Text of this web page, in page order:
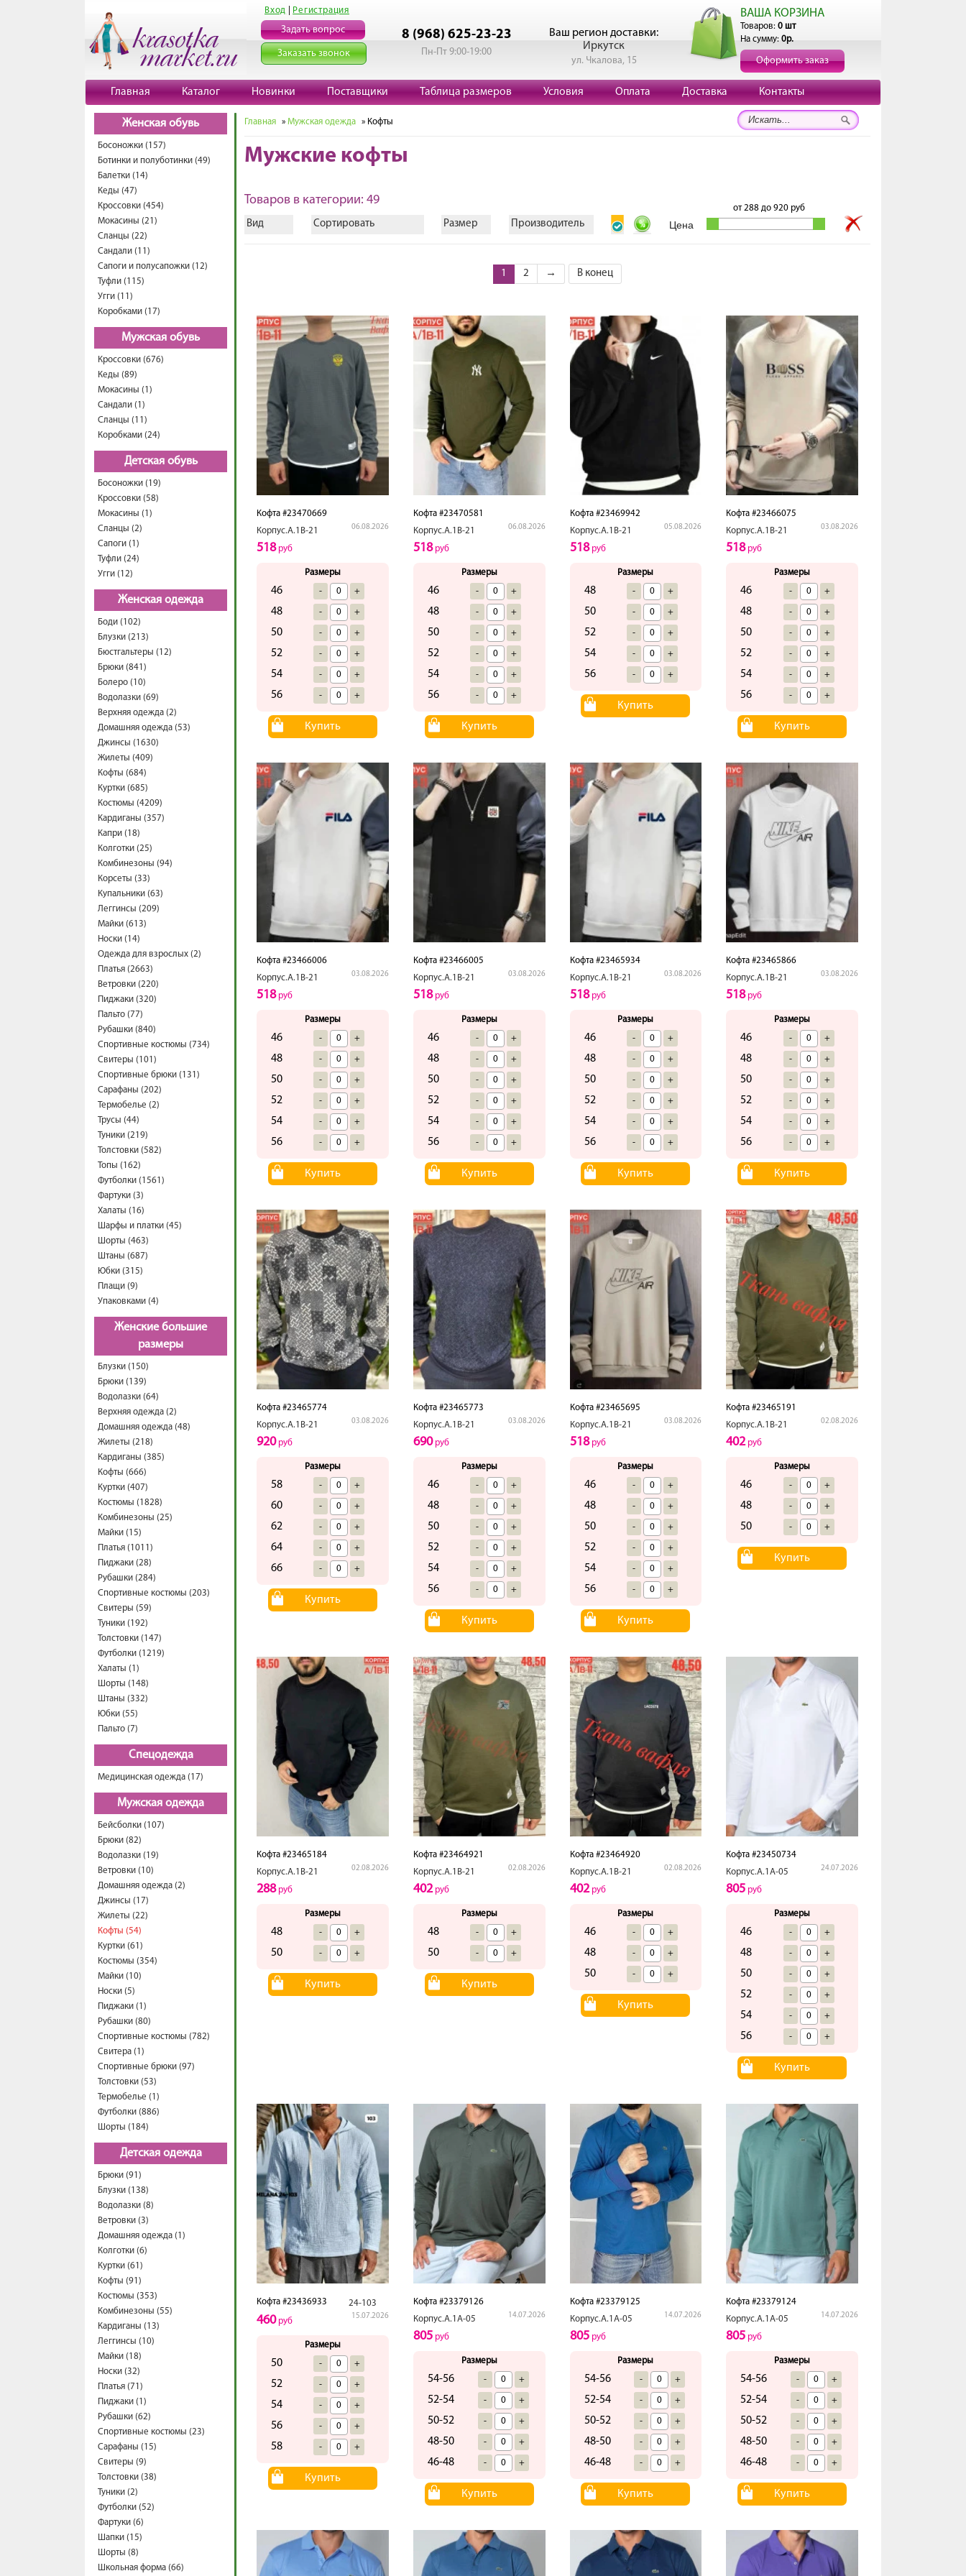
Вход Регистрация
Задать вопрос
Заказать звонок
8 (968) 625-23-23
Пн-Пт 9:00-19:00
Ваш регион доставки:
Иркутск
ул. Чкалова, 15
ВАША КОРЗИНА
Товаров: 0 шт
На сумму: 0р.
Оформить заказ
Главная Каталог Новинки Поставщики Таблица размеров Условия Оплата Доставка Контакты
Женская обувь
Босоножки (157)
Ботинки и полуботинки (49)
Балетки (14)
Кеды (47)
Кроссовки (454)
Мокасины (21)
Сланцы (22)
Сандали (11)
Сапоги и полусапожки (12)
Туфли (115)
Угги (11)
Коробками (17)
Мужская обувь
Кроссовки (676)
Кеды (89)
Мокасины (1)
Сандали (1)
Сланцы (11)
Коробками (24)
Детская обувь
Босоножки (19)
Кроссовки (58)
Мокасины (1)
Сланцы (2)
Сапоги (1)
Туфли (24)
Угги (12)
Женская одежда
Боди (102)
Блузки (213)
Бюстгальтеры (12)
Брюки (841)
Болеро (10)
Водолазки (69)
Верхняя одежда (2)
Домашняя одежда (53)
Джинсы (1630)
Жилеты (409)
Кофты (684)
Куртки (685)
Костюмы (4209)
Кардиганы (357)
Капри (18)
Колготки (25)
Комбинезоны (94)
Корсеты (33)
Купальники (63)
Леггинсы (209)
Майки (613)
Носки (14)
Одежда для взрослых (2)
Платья (2663)
Ветровки (220)
Пиджаки (320)
Пальто (77)
Рубашки (840)
Спортивные костюмы (734)
Свитеры (101)
Спортивные брюки (131)
Сарафаны (202)
Термобелье (2)
Трусы (44)
Туники (219)
Толстовки (582)
Топы (162)
Футболки (1561)
Фартуки (3)
Халаты (16)
Шарфы и платки (45)
Шорты (463)
Штаны (687)
Юбки (315)
Плащи (9)
Упаковками (4)
Женские большие
размеры
Блузки (150)
Брюки (139)
Водолазки (64)
Верхняя одежда (2)
Домашняя одежда (48)
Жилеты (218)
Кардиганы (385)
Кофты (666)
Куртки (407)
Костюмы (1828)
Комбинезоны (25)
Майки (15)
Платья (1011)
Пиджаки (28)
Рубашки (284)
Спортивные костюмы (203)
Свитеры (59)
Туники (192)
Толстовки (147)
Футболки (1219)
Халаты (1)
Шорты (148)
Штаны (332)
Юбки (55)
Пальто (7)
Спецодежда
Медицинская одежда (17)
Мужская одежда
Бейсболки (107)
Брюки (82)
Водолазки (19)
Ветровки (10)
Домашняя одежда (2)
Джинсы (17)
Жилеты (22)
Кофты (54)
Куртки (61)
Костюмы (354)
Майки (10)
Носки (5)
Пиджаки (1)
Рубашки (80)
Спортивные костюмы (782)
Свитера (1)
Спортивные брюки (97)
Толстовки (53)
Термобелье (1)
Футболки (886)
Шорты (184)
Детская одежда
Брюки (91)
Блузки (138)
Водолазки (8)
Ветровки (3)
Домашняя одежда (1)
Колготки (6)
Куртки (61)
Кофты (91)
Костюмы (353)
Комбинезоны (55)
Кардиганы (13)
Леггинсы (10)
Майки (18)
Носки (32)
Платья (71)
Пиджаки (1)
Рубашки (62)
Спортивные костюмы (23)
Сарафаны (15)
Свитеры (9)
Толстовки (38)
Туники (2)
Футболки (52)
Фартуки (6)
Шапки (15)
Шорты (8)
Школьная форма (66)
Главная » Мужская одежда » Кофты
Мужские кофты
Товаров в категории: 49
Вид Сортировать Размер Производитель
от288до 920 руб
1 2 → В конец
Кофта #23470669
Корпус.А.1В-21
06.08.2026
518руб
Размеры
46 - +
48 - +
50 - +
52 - +
54 - +
56 - +
Купить
Кофта #23470581
Корпус.А.1В-21
06.08.2026
518руб
Размеры
46 - +
48 - +
50 - +
52 - +
54 - +
56 - +
Купить
Кофта #23469942
Корпус.А.1В-21
05.08.2026
518руб
Размеры
48 - +
50 - +
52 - +
54 - +
56 - +
Купить
Кофта #23466075
Корпус.А.1В-21
03.08.2026
518руб
Размеры
46 - +
48 - +
50 - +
52 - +
54 - +
56 - +
Купить
Кофта #23466006
Корпус.А.1В-21
03.08.2026
518руб
Размеры
46 - +
48 - +
50 - +
52 - +
54 - +
56 - +
Купить
Кофта #23466005
Корпус.А.1В-21
03.08.2026
518руб
Размеры
46 - +
48 - +
50 - +
52 - +
54 - +
56 - +
Купить
Кофта #23465934
Корпус.А.1В-21
03.08.2026
518руб
Размеры
46 - +
48 - +
50 - +
52 - +
54 - +
56 - +
Купить
Кофта #23465866
Корпус.А.1В-21
03.08.2026
518руб
Размеры
46 - +
48 - +
50 - +
52 - +
54 - +
56 - +
Купить
Кофта #23465774
Корпус.А.1В-21
03.08.2026
920руб
Размеры
58 - +
60 - +
62 - +
64 - +
66 - +
Купить
Кофта #23465773
Корпус.А.1В-21
03.08.2026
690руб
Размеры
46 - +
48 - +
50 - +
52 - +
54 - +
56 - +
Купить
Кофта #23465695
Корпус.А.1В-21
03.08.2026
518руб
Размеры
46 - +
48 - +
50 - +
52 - +
54 - +
56 - +
Купить
Кофта #23465191
Корпус.А.1В-21
02.08.2026
402руб
Размеры
46 - +
48 - +
50 - +
Купить
Кофта #23465184
Корпус.А.1В-21
02.08.2026
288руб
Размеры
48 - +
50 - +
Купить
Кофта #23464921
Корпус.А.1В-21
02.08.2026
402руб
Размеры
48 - +
50 - +
Купить
Кофта #23464920
Корпус.А.1В-21
02.08.2026
402руб
Размеры
46 - +
48 - +
50 - +
Купить
Кофта #23450734
Корпус.А.1А-05
24.07.2026
805 руб
Размеры
46 - +
48 - +
50 - +
52 - +
54 - +
56 - +
Купить
Кофта #23436933 24-103
15.07.2026
460руб
Размеры
50 - +
52 - +
54 - +
56 - +
58 - +
Купить
Кофта #23379126
Корпус.А.1А-05
14.07.2026
805руб
Размеры
54-56 - +
52-54 - +
50-52 - +
48-50 - +
46-48 - +
Купить
Кофта #23379125
Корпус.А.1А-05
14.07.2026
805руб
Размеры
54-56 - +
52-54 - +
50-52 - +
48-50 - +
46-48 - +
Купить
Кофта #23379124
Корпус.А.1А-05
14.07.2026
805 руб
Размеры
54-56 - +
52-54 - +
50-52 - +
48-50 - +
46-48 - +
Купить